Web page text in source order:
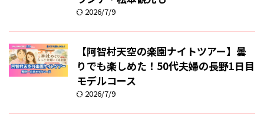
2026/7/9
【阿智村天空の楽園ナイトツアー】曇
りでも楽しめた！50代夫婦の長野1日目
モデルコース
2026/7/9